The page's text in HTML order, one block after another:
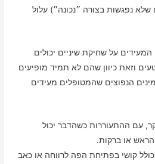
שלא נפגשות בצורה ״נכונה״) עלול
על שחיקת שיניים יכולים
וזאת כיוון שהם לא תמיד מופיעים
הנפוצים שהמטופלים מעידים
עם ההתעוררות כשהדבר יכול
או ברקות.
קושי בפתיחת הפה לרווחה או כאב